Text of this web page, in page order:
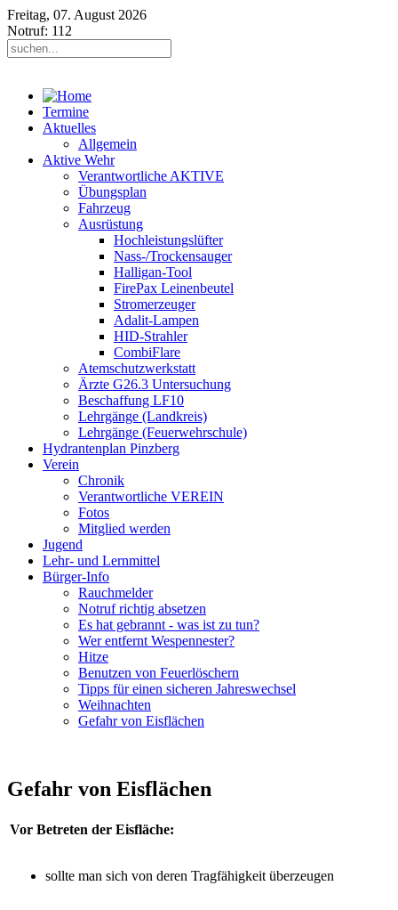
Freitag, 07. August 2026
Notruf: 112
Termine
Aktuelles
Allgemein
Aktive Wehr
Verantwortliche AKTIVE
Übungsplan
Fahrzeug
Ausrüstung
Hochleistungslüfter
Nass-/Trockensauger
Halligan-Tool
FirePax Leinenbeutel
Stromerzeuger
Adalit-Lampen
HID-Strahler
CombiFlare
Atemschutzwerkstatt
Ärzte G26.3 Untersuchung
Beschaffung LF10
Lehrgänge (Landkreis)
Lehrgänge (Feuerwehrschule)
Hydrantenplan Pinzberg
Verein
Chronik
Verantwortliche VEREIN
Fotos
Mitglied werden
Jugend
Lehr- und Lernmittel
Bürger-Info
Rauchmelder
Notruf richtig absetzen
Es hat gebrannt - was ist zu tun?
Wer entfernt Wespennester?
Hitze
Benutzen von Feuerlöschern
Tipps für einen sicheren Jahreswechsel
Weihnachten
Gefahr von Eisflächen
Gefahr von Eisflächen
Vor Betreten der Eisfläche:
sollte man sich von deren Tragfähigkeit überzeugen